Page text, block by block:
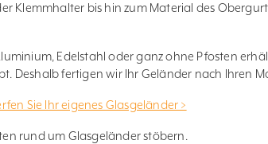
Klemmhalter bis hin zum Material des
Edelstahl oder ganz ohne Pfosten
Deshalb fertigen wir Ihr Geländer nach Ihren
Sie Ihr eigenes Glasgeländer >
rund um Glasgeländer stöbern.